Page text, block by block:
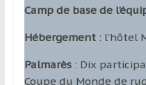
Camp de base de
Hébergement : l’hôtel
Palmarès: Dix
Coupe du Monde de